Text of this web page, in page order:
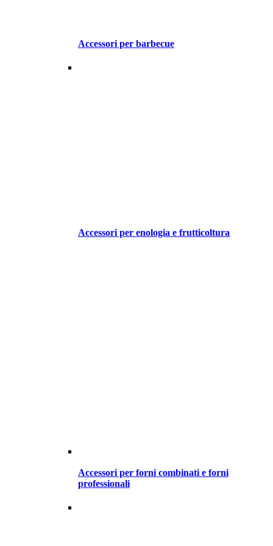
Accessori per barbecue
Accessori per enologia e frutticoltura
Accessori per forni combinati e forni
professionali